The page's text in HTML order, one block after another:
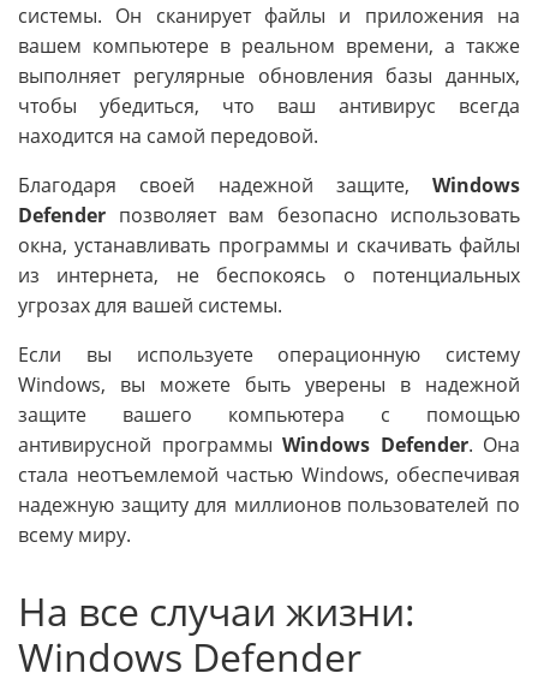
системы. Он сканирует файлы и приложения на
вашем компьютере в реальном времени, а также
выполняет регулярные обновления базы данных,
чтобы убедиться, что ваш антивирус всегда
находится на самой передовой.
Благодаря своей надежной защите, Windows
Defender позволяет вам безопасно использовать
окна, устанавливать программы и скачивать файлы
из интернета, не беспокоясь о потенциальных
угрозах для вашей системы.
Если вы используете операционную систему
Windows, вы можете быть уверены в надежной
защите вашего компьютера с помощью
антивирусной программы Windows Defender. Она
стала неотъемлемой частью Windows, обеспечивая
надежную защиту для миллионов пользователей по
всему миру.
На все случаи жизни:
Windows Defender